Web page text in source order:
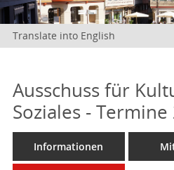
Translate into English
Ausschuss für
Soziales - Termine
Informationen